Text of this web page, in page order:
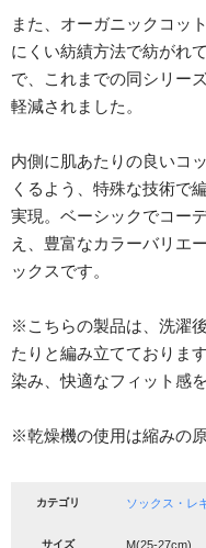
また、オーガニックコッ
にくい紡績方法で紡がれ
で、これまでの同シリー
軽減されました。
内側に肌あたりの良いコ
くるよう、特殊な技術で
実現。ベーシックでコー
え、豊富なカラーバリエ
ックスです。
※こちらの製品は、洗濯
たりと編み立てておりま
染み、快適なフィット感
※乾燥機の使用は縮みの
カテゴリ ソックス・レ
サイズ M(25-27cm)